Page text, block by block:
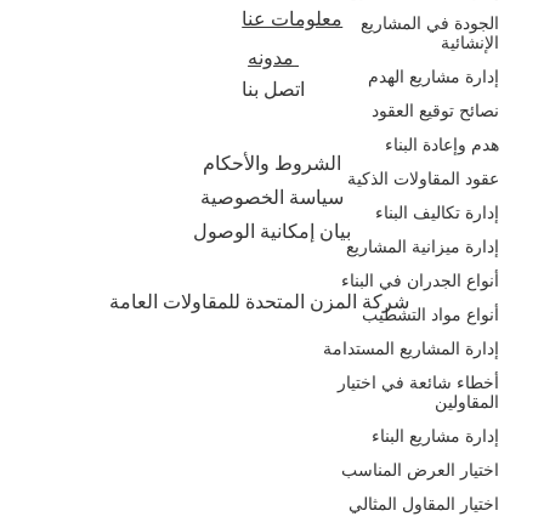
الجودة في المشاريع
الإنشائية
إدارة مشاريع الهدم
نصائح توقيع العقود
هدم وإعادة البناء
عقود المقاولات الذكية
إدارة تكاليف البناء
إدارة ميزانية المشاريع
أنواع الجدران في البناء
أنواع مواد التشطيب
إدارة المشاريع المستدامة
أخطاء شائعة في اختيار
المقاولين
إدارة مشاريع البناء
اختيار العرض المناسب
اختيار المقاول المثالي
معلومات عنا
اتصل بنا
الشروط والأحكام
سياسة الخصوصية
بيان إمكانية الوصول
شركة المزن المتحدة للمقاولات العامة